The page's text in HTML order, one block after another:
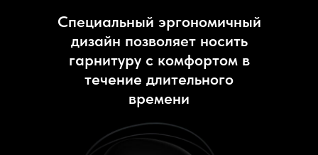
Специальный эргономичный
дизайн позволяет носить
гарнитуру с комфортом в
течение длительного
времени